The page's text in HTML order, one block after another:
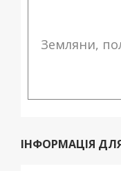
Земляни,
ІНФОРМАЦІЯ